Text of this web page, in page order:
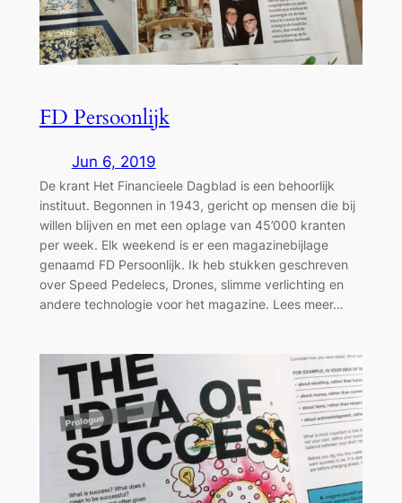
FD Persoonlijk
Jun 6, 2019
De krant Het Financieele Dagblad is een behoorlijk
instituut. Begonnen in 1943, gericht op mensen die bij
willen blijven en met een oplage van 45’000 kranten
per week. Elk weekend is er een magazinebijlage
genaamd FD Persoonlijk. Ik heb stukken geschreven
over Speed Pedelecs, Drones, slimme verlichting en
andere technologie voor het magazine. Lees meer…